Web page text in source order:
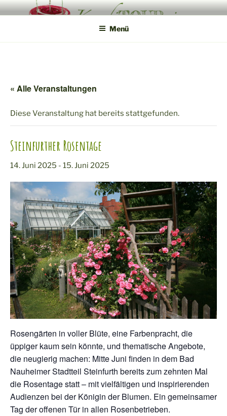
Zum
InhaltKONDITOUREI
Mobile Produktveredlung am Hof
Menü
« Alle Veranstaltungen
Diese Veranstaltung hat bereits stattgefunden.
Steinfurther Rosentage
14. Juni 2025 - 15. Juni 2025
Rosengärten in voller Blüte, eine Farbenpracht, die
üppiger kaum sein könnte, und thematische Angebote,
die neugierig machen: Mitte Juni finden in dem Bad
Nauheimer Stadtteil Steinfurth bereits zum zehnten Mal
die Rosentage statt – mit vielfältigen und inspirierenden
Audienzen bei der Königin der Blumen. Ein gemeinsamer
Tag der offenen Tür in allen Rosenbetrieben.